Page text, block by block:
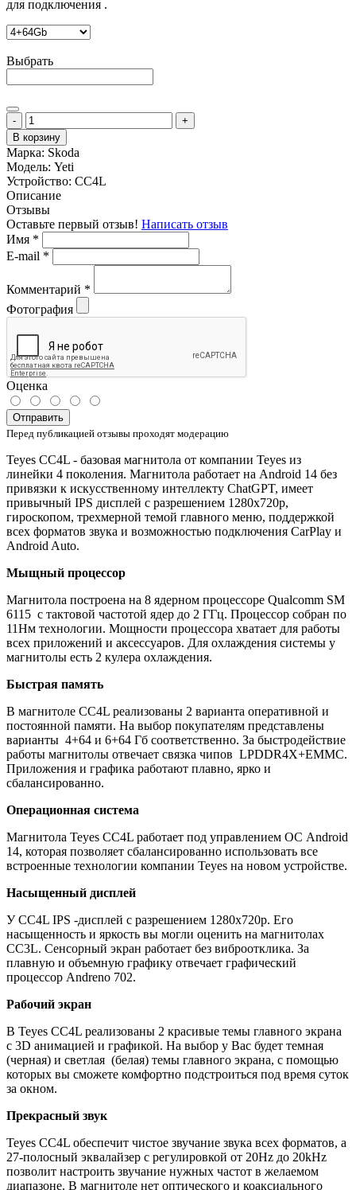
для подключения .
Выбрать
-
+
В корзину
Марка: Skoda
Модель: Yeti
Устройство: CC4L
Описание
Отзывы
Оставьте первый отзыв! Написать отзыв
Имя *
E-mail *
Комментарий *
Фотография
Оценка
Отправить
Перед публикацией отзывы проходят модерацию
Teyes CC4L - базовая магнитола от компании Teyes из
линейки 4 поколения. Магнитола работает на Android 14 без
привязки к искусственному интеллекту ChatGPT, имеет
привычный IPS дисплей с разрешением 1280х720р,
гироскопом, трехмерной темой главного меню, поддержкой
всех форматов звука и возможностью подключения CarPlay и
Android Auto.
Мыщный процессор
Магнитола построена на 8 ядерном процессоре Qualcomm SM
6115 c тактовой частотой ядер до 2 ГГц. Процессор собран по
11Нм технологии. Мощности процессора хватает для работы
всех приложений и аксессуаров. Для охлаждения системы у
магнитолы есть 2 кулера охлаждения.
Быстрая память
В магнитоле CC4L реализованы 2 варианта оперативной и
постоянной памяти. На выбор покупателям представлены
варианты 4+64 и 6+64 Гб соответственно. За быстродействие
работы магнитолы отвечает связка чипов LPDDR4X+EMMC.
Приложения и графика работают плавно, ярко и
сбалансированно.
Операционная система
Магнитола Teyes CC4L работает под управлением ОС Android
14, которая позволяет сбалансированно использовать все
встроенные технологии компании Teyes на новом устройстве.
Насыщенный дисплей
У CC4L IPS -дисплей с разрешением 1280х720р. Его
насыщенность и яркость вы могли оценить на магнитолах
CC3L. Сенсорный экран работает без виброотклика. За
плавную и объемную графику отвечает графический
процессор Andreno 702.
Рабочий экран
В Teyes СС4L реализованы 2 красивые темы главного экрана
с 3D анимацией и графикой. На выбор у Вас будет темная
(черная) и светлая (белая) темы главного экрана, с помощью
которых вы сможете комфортно подстроиться под время суток
за окном.
Прекрасный звук
Teyes CC4L обеспечит чистое звучание звука всех форматов, а
27-полосный эквалайзер с регулировкой от 20Hz до 20kHz
позволит настроить звучание нужных частот в желаемом
диапазоне. В магнитоле нет оптического и коаксиального